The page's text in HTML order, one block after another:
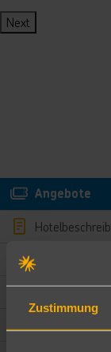
Zustimmung
Next
Angebote
Bewertungen